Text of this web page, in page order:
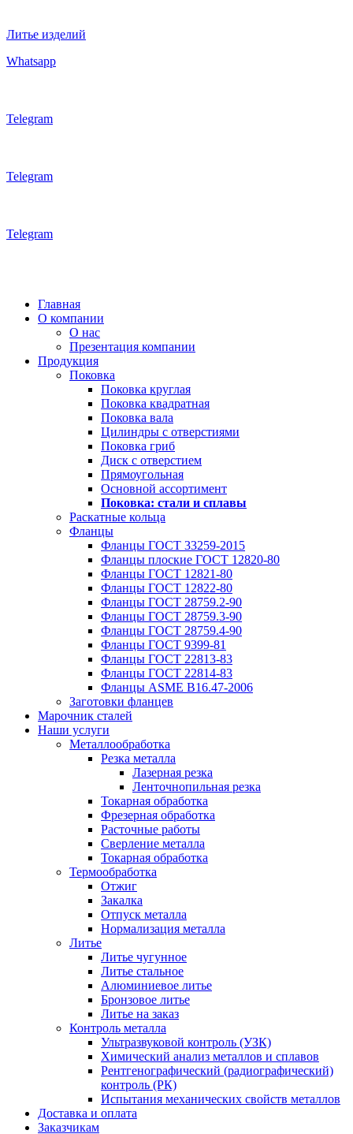
Литье изделий
Whatsapp
Telegram
Telegram
Telegram
Главная
О компании
О нас
Презентация компании
Продукция
Поковка
Поковка круглая
Поковка квадратная
Поковка вала
Цилиндры с отверстиями
Поковка гриб
Диск с отверстием
Прямоугольная
Основной ассортимент
Поковка: cтали и сплавы
Раскатные кольца
Фланцы
Фланцы ГОСТ 33259-2015
Фланцы плоские ГОСТ 12820-80
Фланцы ГОСТ 12821-80
Фланцы ГОСТ 12822-80
Фланцы ГОСТ 28759.2-90
Фланцы ГОСТ 28759.3-90
Фланцы ГОСТ 28759.4-90
Фланцы ГОСТ 9399-81
Фланцы ГОСТ 22813-83
Фланцы ГОСТ 22814-83
Фланцы ASME B16.47-2006
Заготовки фланцев
Марочник сталей
Наши услуги
Металлообработка
Резка металла
Лазерная резка
Ленточнопильная резка
Токарная обработка
Фрезерная обработка
Расточные работы
Сверление металла
Токарная обработка
Термообработка
Отжиг
Закалка
Отпуск металла
Нормализация металла
Литье
Литье чугунное
Литье стальное
Алюминиевое литье
Бронзовое литье
Литье на заказ
Контроль металла
Ультразвуковой контроль (УЗК)
Химический анализ металлов и сплавов
Рентгенографический (радиографический)
контроль (РК)
Испытания механических свойств металлов
Доставка и оплата
Заказчикам